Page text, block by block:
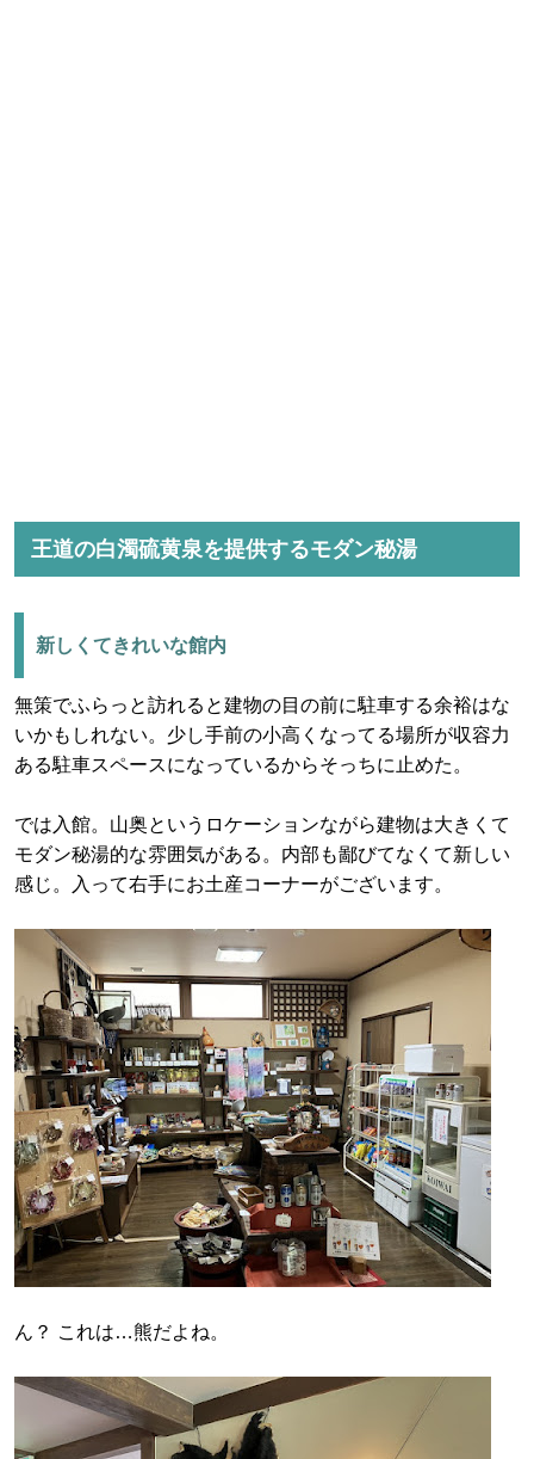
王道の白濁硫黄泉を提供するモダン秘湯
新しくてきれいな館内
無策でふらっと訪れると建物の目の前に駐車する余裕はな
いかもしれない。少し手前の小高くなってる場所が収容力
ある駐車スペースになっているからそっちに止めた。
では入館。山奥というロケーションながら建物は大きくて
モダン秘湯的な雰囲気がある。内部も鄙びてなくて新しい
感じ。入って右手にお土産コーナーがございます。
ん？ これは…熊だよね。